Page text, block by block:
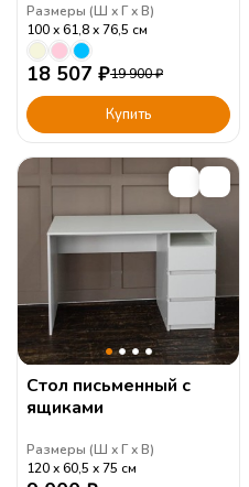
Размеры (Ш Г В)
100
61,8 76,5 см
18 507 ₽19 900₽
Купить
Стол письменный с
ящиками
Размеры (Ш Г В)
120
60,5 75 см